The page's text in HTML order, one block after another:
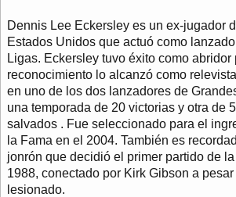
Dennis Lee Eckersley es un ex-jugador
Estados Unidos que actuó como
Ligas. Eckersley tuvo éxito como abridor
reconocimiento lo alcanzó como
en uno de los dos lanzadores de
una temporada de 20 victorias y otra de
salvados . Fue seleccionado para el
la Fama en el 2004. También es
jonrón que decidió el primer partido de
1988, conectado por Kirk Gibson a
lesionado.